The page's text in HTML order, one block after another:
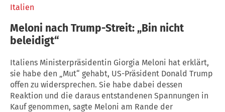
Italien
Meloni nach Trump-Streit: „Bin nicht
beleidigt“
Italiens Ministerpräsidentin Giorgia Meloni hat erklärt,
sie habe den „Mut“ gehabt, US-Präsident Donald Trump
offen zu widersprechen. Sie habe dabei dessen
Reaktion und die daraus entstandenen Spannungen in
Kauf genommen, sagte Meloni am Rande der